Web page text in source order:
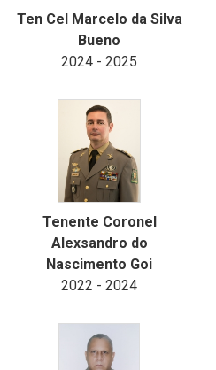
Ten Cel Marcelo da Silva
Bueno
2024 - 2025
Tenente Coronel
Alexsandro do
Nascimento Goi
2022 - 2024